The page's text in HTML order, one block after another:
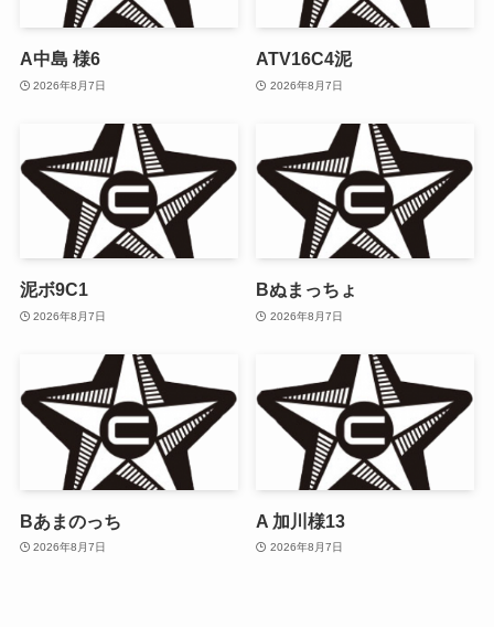
A中島 様6
2026年8月7日
ATV16C4泥
2026年8月7日
泥ボ9C1
2026年8月7日
Bぬまっちょ
2026年8月7日
Bあまのっち
2026年8月7日
A 加川様13
2026年8月7日